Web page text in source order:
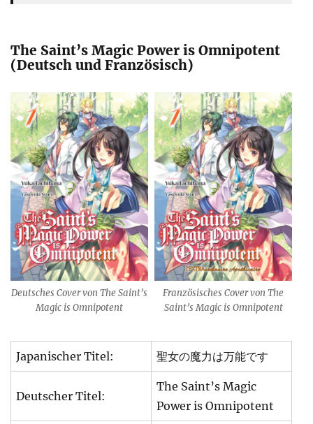
The Saint’s Magic Power is Omnipotent
(Deutsch und Französisch)
Deutsches Cover von The Saint’s
Magic is Omnipotent
Französisches Cover von The
Saint’s Magic is Omnipotent
Japanischer Titel: 聖女の魔力は万能です
Deutscher Titel:
The Saint’s Magic
Power is Omnipotent